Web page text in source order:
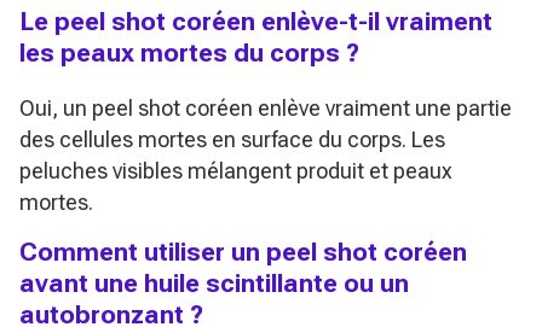
Le peel shot coréen enlève-t-il vraiment
les peaux mortes du corps ?
Oui, un peel shot coréen enlève vraiment une partie
des cellules mortes en surface du corps. Les
peluches visibles mélangent produit et peaux
mortes.
Comment utiliser un peel shot coréen
avant une huile scintillante ou un
autobronzant ?